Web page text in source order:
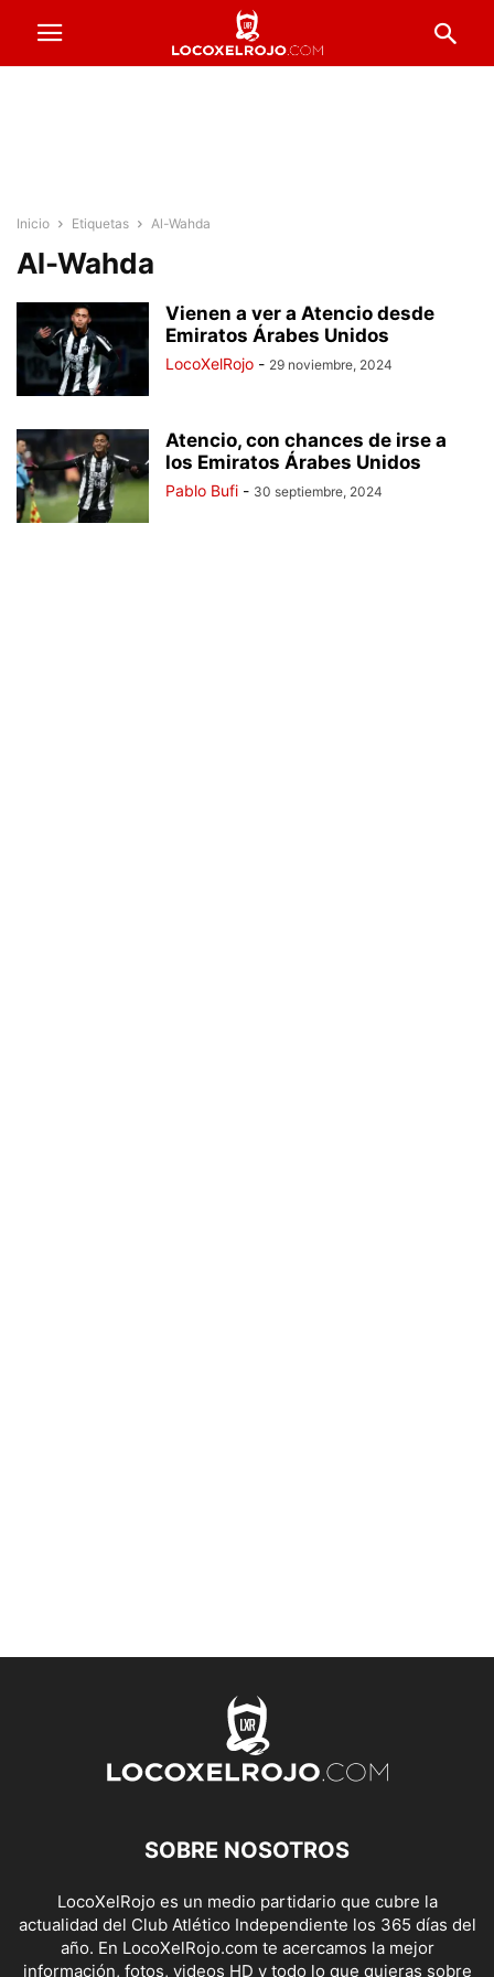
Inicio Etiquetas Al-Wahda
Al-Wahda
Vienen a ver a Atencio desde
Emiratos Árabes Unidos
LocoXelRojo - 29 noviembre, 2024
Atencio, con chances de irse a
los Emiratos Árabes Unidos
Pablo Bufi - 30 septiembre, 2024
SOBRE NOSOTROS
LocoXelRojo es un medio partidario que cubre la
actualidad del Club Atlético Independiente los 365 días del
año. En LocoXelRojo.com te acercamos la mejor
información, fotos, videos HD y todo lo que quieras sobre